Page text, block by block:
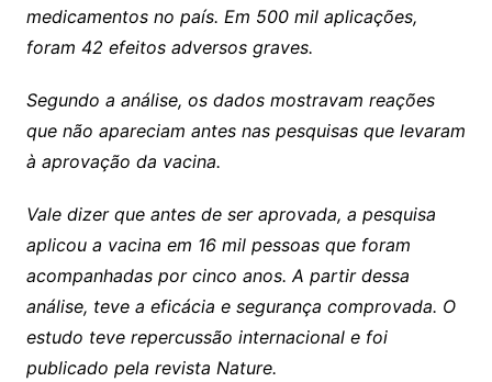
medicamentos no país. Em 500 mil aplicações,
foram 42 efeitos adversos graves.
Segundo a análise, os dados mostravam reações
que não apareciam antes nas pesquisas que levaram
à aprovação da vacina.
Vale dizer que antes de ser aprovada, a pesquisa
aplicou a vacina em 16 mil pessoas que foram
acompanhadas por cinco anos. A partir dessa
análise, teve a eficácia e segurança comprovada. O
estudo teve repercussão internacional e foi
publicado pela revista Nature.